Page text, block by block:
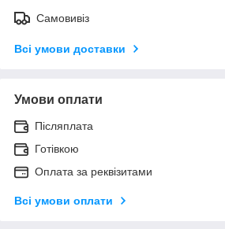
Самовивіз
Всі умови доставки
Умови оплати
Післяплата
Готівкою
Оплата за реквізитами
Всі умови оплати